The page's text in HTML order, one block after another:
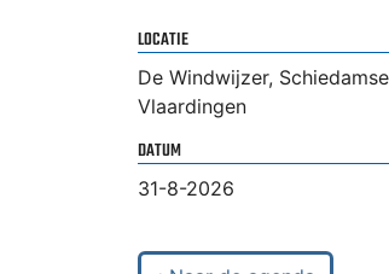
LOCATIE
De Windwijzer,
Vlaardingen
DATUM
31-8-2026